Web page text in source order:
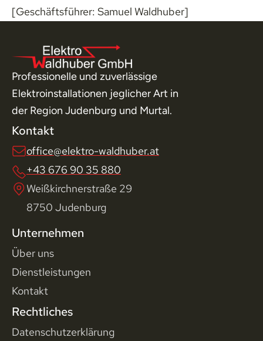
[Geschäftsführer: Samuel Waldhuber]
Professionelle und zuverlässige
Elektroinstallationen jeglicher Art in
der Region Judenburg und Murtal.
Unternehmen
Über uns
Dienstleistungen
Kontakt
Rechtliches
Datenschutzerklärung
Kontakt
office@elektro-waldhuber.at
+43 676 90 35 880
Weißkirchnerstraße 29
8750 Judenburg